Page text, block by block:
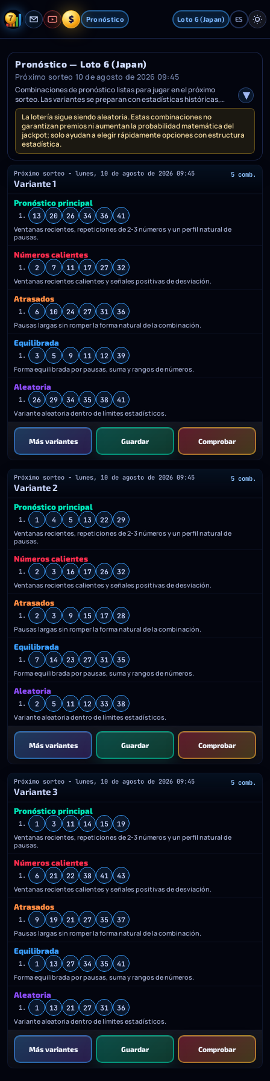
$ Pronóstico Loto 6 (Japan) ES
Pronóstico — Loto 6 (Japan)
Próximo sorteo 10 de agosto de 2026 09:45
Combinaciones de pronóstico listas para jugar en el próximo
sorteo. Las variantes se preparan con estadísticas históricas,
perfiles de pausas, frecuencias y desviaciones.
La lotería sigue siendo aleatoria. Estas combinaciones no
garantizan premios ni aumentan la probabilidad matemática del
jackpot; solo ayudan a elegir rápidamente opciones con estructura
estadística.
Próximo sorteo - lunes, 10 de agosto de 2026 09:45
Variante 1
5 comb.
Pronóstico principal
1. 13 20 26 34 36 41
Ventanas recientes, repeticiones de 2-3 números y un perfil natural de
pausas.
Números calientes
1. 2 7 11 17 27 32
Ventanas recientes calientes y señales positivas de desviación.
Atrasados
1. 6 10 24 27 31 36
Pausas largas sin romper la forma natural de la combinación.
Equilibrada
1. 3 5 9 11 12 39
Forma equilibrada por pausas, suma y rangos de números.
Aleatoria
1. 26 29 34 35 38 41
Variante aleatoria dentro de límites estadísticos.
Más variantes Guardar Comprobar
Próximo sorteo - lunes, 10 de agosto de 2026 09:45
Variante 2
5 comb.
Pronóstico principal
1. 1 4 5 13 22 29
Ventanas recientes, repeticiones de 2-3 números y un perfil natural de
pausas.
Números calientes
1. 2 3 16 17 26 32
Ventanas recientes calientes y señales positivas de desviación.
Atrasados
1. 2 3 9 15 17 28
Pausas largas sin romper la forma natural de la combinación.
Equilibrada
1. 7 14 23 27 31 35
Forma equilibrada por pausas, suma y rangos de números.
Aleatoria
1. 2 5 11 12 33 38
Variante aleatoria dentro de límites estadísticos.
Más variantes Guardar Comprobar
Próximo sorteo - lunes, 10 de agosto de 2026 09:45
Variante 3
5 comb.
Pronóstico principal
1. 1 3 11 14 15 19
Ventanas recientes, repeticiones de 2-3 números y un perfil natural de
pausas.
Números calientes
1. 6 21 22 38 41 43
Ventanas recientes calientes y señales positivas de desviación.
Atrasados
1. 9 19 21 27 35 37
Pausas largas sin romper la forma natural de la combinación.
Equilibrada
1. 1 13 27 34 35 41
Forma equilibrada por pausas, suma y rangos de números.
Aleatoria
1. 1 13 21 27 31 36
Variante aleatoria dentro de límites estadísticos.
Más variantes Guardar Comprobar